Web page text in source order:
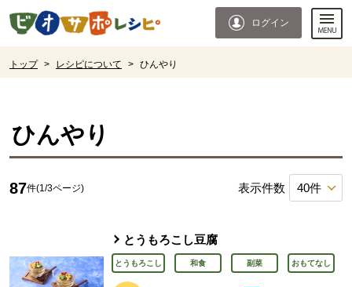
ページの先頭です。
ログイン
トップ > レシピについて > ひんやり
ひんやり
87件(1/3ページ) 表示件数
とうもろこし豆腐
とうもろこし 和食 副菜 おもてなし